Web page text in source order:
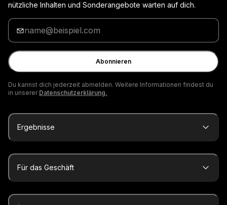
nützliche Inhalten und Sonderangebote warten auf dich.
Gib
deine
E-
Mail
ein
Abonnieren
Du kannst dich jederzeit abmelden. Weitere Informationen findest du
in unserer Datenschutzerklärung.
Ergebnisse
Für das Geschäft